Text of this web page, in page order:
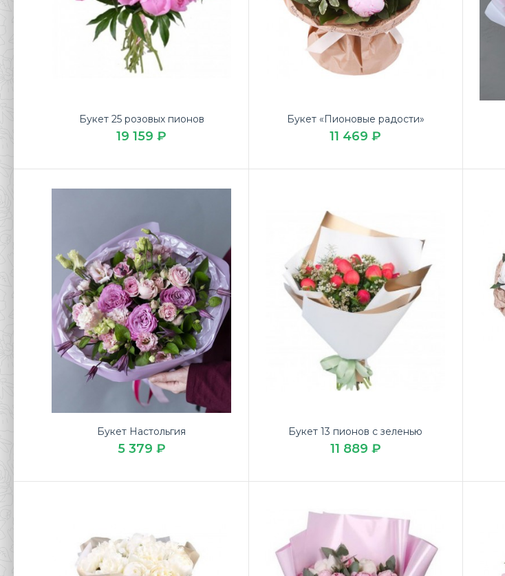
2 729 ₽
Букет «Сливочная сладость»
Букет 25 розовых пионов
19 159 ₽
Букет «Пионовые радости»
11 469 ₽
Букет Настольгия
5 379 ₽
Букет 13 пионов с зеленью
11 889 ₽